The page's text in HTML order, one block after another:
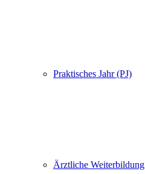
Praktisches Jahr (PJ)
Ärztliche Weiterbildung